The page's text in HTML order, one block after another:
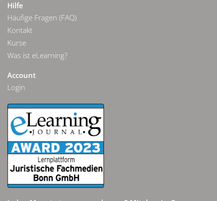
Hilfe
Häufige Fragen (FAQ)
Kontakt
Kurse
Was ist eLearning?
Account
Login